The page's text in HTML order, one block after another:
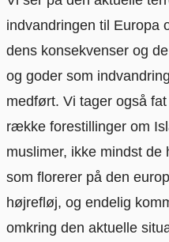
indvandringen til Europa
dens konsekvenser og
og goder som
medført. Vi tager også
række forestillinger om
muslimer, ikke mindst de
som florerer på den
højrefløj, og endelig
omkring den aktuelle